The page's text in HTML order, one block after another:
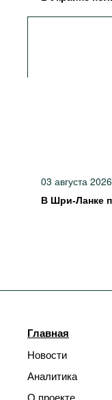
03 августа 2026
В Шри-Ланке
Главная
Новости
Аналитика
О проекте